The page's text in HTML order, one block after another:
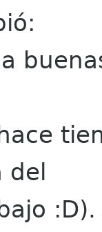
del
:D).